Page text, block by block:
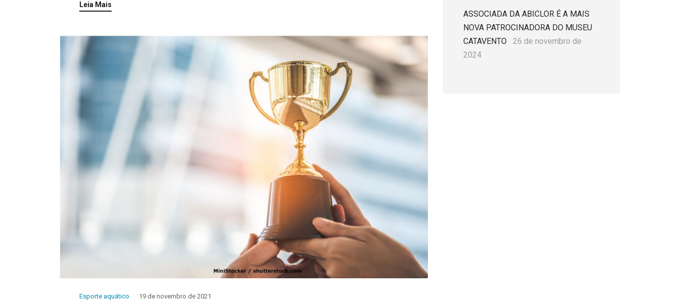
Leia Mais
Esporte aquático 19 de novembro de 2021
ASSOCIADA DA ABICLOR É A MAIS
NOVA PATROCINADORA DO MUSEU
CATAVENTO
26 de novembro de
2024